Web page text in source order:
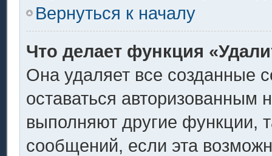
Вернуться к началу
Что делает функция
Она удаляет все созданные
оставаться авторизованным
выполняют другие функции,
сообщений, если эта